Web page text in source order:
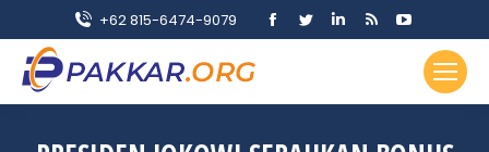
+62 815-6474-9079
Facebook
in
Twitter
in
Linkedin
in
Rss
opens
in
YouTube
page
opens
in